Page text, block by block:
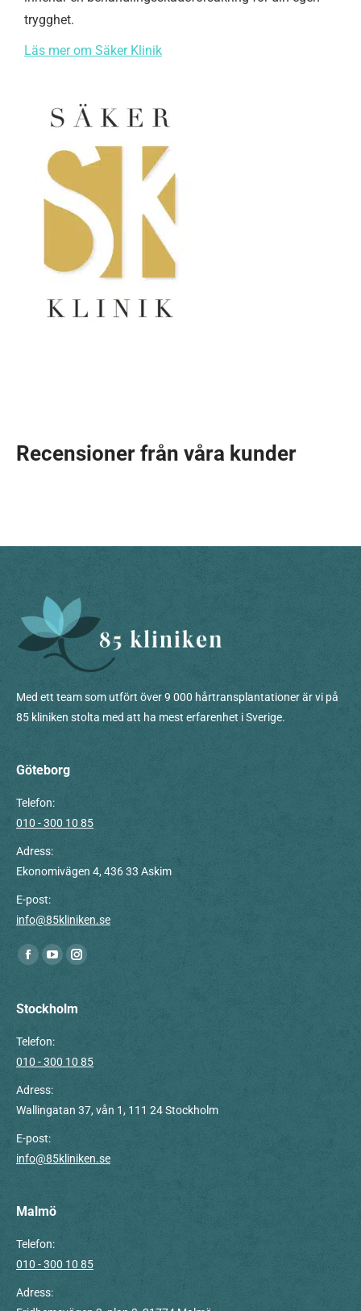
trygghet.
Läs mer om Säker Klinik
Recensioner från våra kunder
Med ett team som utfört över 9 000 hårtransplantationer är vi på
85 kliniken stolta med att ha mest erfarenhet i Sverige.
Göteborg
Telefon:
010 - 300 10 85
Adress:
Ekonomivägen 4, 436 33 Askim
E-post:
info@85kliniken.se
Du hittar oss på:
Facebook
opens
new
window
YouTube
opens
new
window
Instagram
opens
window
Stockholm
Telefon:
010 - 300 10 85
Adress:
Wallingatan 37, vån 1, 111 24 Stockholm
E-post:
info@85kliniken.se
Malmö
Telefon:
010 - 300 10 85
Adress: